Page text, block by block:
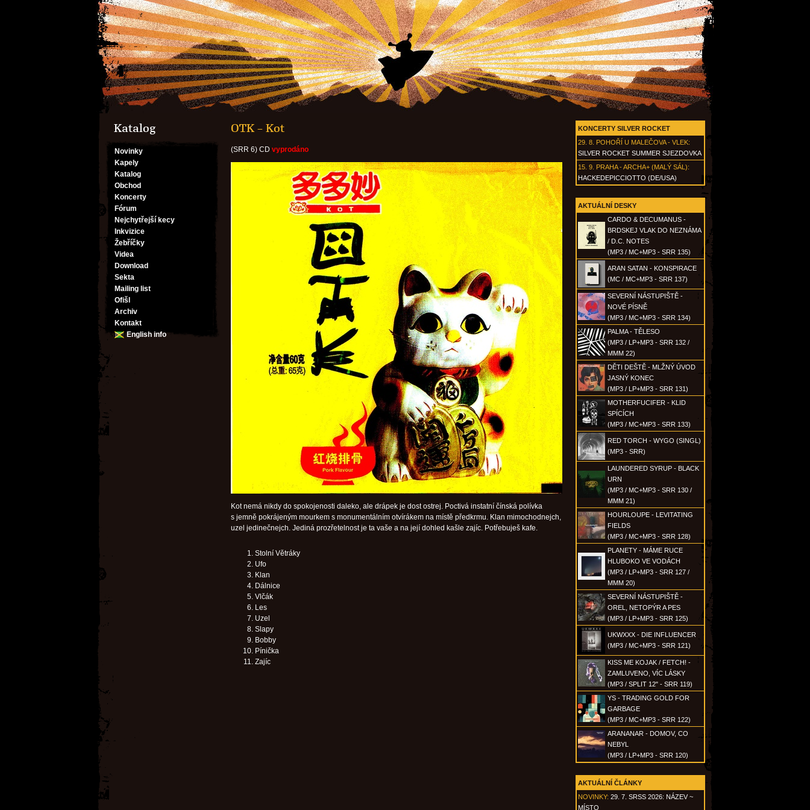
Katalog
Novinky
Kapely
Katalog
Obchod
Koncerty
Fórum
Nejchytřejší kecy
Inkvizice
Žebříčky
Videa
Download
Sekta
Mailing list
Ofišl
Archiv
Kontakt
English info
KONCERTY SILVER ROCKET
29. 8. POHOŘÍ U MALEČOVA - VLEK:
SILVER ROCKET SUMMER SJEZDOVKA
15. 9. PRAHA - ARCHA+ (MALÝ SÁL):
HACKEDEPICCIOTTO (DE/USA)
AKTUÁLNÍ DESKY
CARDO & DECUMANUS -
BRDSKEJ VLAK DO NEZNÁMA
/ D.C. NOTES
(MP3 / MC+MP3 - SRR 135)
ARAN SATAN - KONSPIRACE
(MC / MC+MP3 - SRR 137)
SEVERNÍ NÁSTUPIŠTĚ -
NOVÉ PÍSNĚ
(MP3 / MC+MP3 - SRR 134)
PALMA - TĚLESO
(MP3 / LP+MP3 - SRR 132 /
MMM 22)
DĚTI DEŠTĚ - MLŽNÝ ÚVOD
JASNÝ KONEC
(MP3 / LP+MP3 - SRR 131)
MOTHERFUCIFER - KLID
SPÍCÍCH
(MP3 / MC+MP3 - SRR 133)
RED TORCH - WYGO (SINGL)
(MP3 - SRR)
LAUNDERED SYRUP - BLACK
URN
(MP3 / MC+MP3 - SRR 130 /
MMM 21)
HOURLOUPE - LEVITATING
FIELDS
(MP3 / MC+MP3 - SRR 128)
PLANETY - MÁME RUCE
HLUBOKO VE VODÁCH
(MP3 / LP+MP3 - SRR 127 /
MMM 20)
SEVERNÍ NÁSTUPIŠTĚ -
OREL, NETOPÝR A PES
(MP3 / LP+MP3 - SRR 125)
UKWXXX - DIE INFLUENCER
(MP3 / MC+MP3 - SRR 121)
KISS ME KOJAK / FETCH! -
ZAMLUVENO, VÍC LÁSKY
(MP3 / SPLIT 12" - SRR 119)
YS - TRADING GOLD FOR
GARBAGE
(MP3 / MC+MP3 - SRR 122)
ARANANAR - DOMOV, CO
NEBYL
(MP3 / LP+MP3 - SRR 120)
AKTUÁLNÍ ČLÁNKY
NOVINKY: 29. 7. SRSS 2026: NÁZEV ~
MÍSTO
OTK – Kot
(SRR 6) CD vyprodáno
Kot nemá nikdy do spokojenosti daleko, ale drápek je dost ostrej. Poctivá instatní čínská polívka
s jemně pokrájeným mourkem s monumentálním otvírákem na místě předkrmu. Klan mimochodnejch,
uzel jedinečnejch. Jediná prozřetelnost je ta vaše a na její dohled kašle zajíc. Potřebuješ kafe.
Stolní Větráky
Ufo
Klan
Dálnice
Vlčák
Les
Uzel
Slapy
Bobby
Pínička
Zajíc